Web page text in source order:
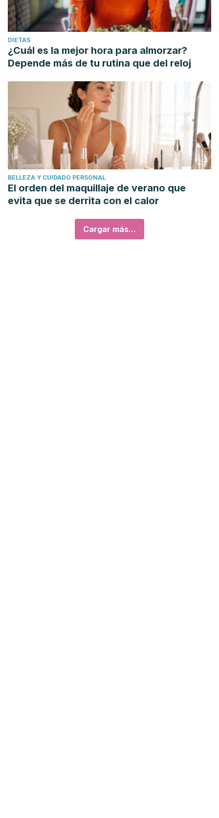
DIETAS
¿Cuál es la mejor hora para almorzar?
Depende más de tu rutina que del reloj
BELLEZA Y CUIDADO PERSONAL
El orden del maquillaje de verano que
evita que se derrita con el calor
Cargar más...